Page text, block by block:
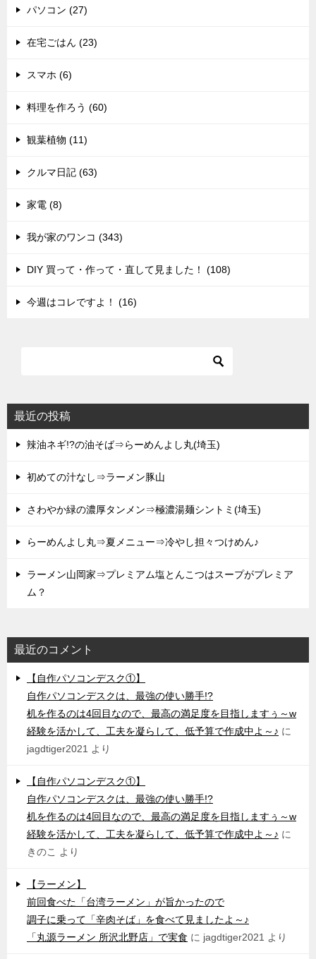
パソコン (27)
在宅ごはん (23)
スマホ (6)
料理を作ろう (60)
観葉植物 (11)
クルマ日記 (63)
家電 (8)
我が家のワンコ (343)
DIY 買って・作って・直して見ました！ (108)
今週はコレですよ！ (16)
最近の投稿
辣油ネギ!?の油そば⇒らーめんよし丸(埼玉)
初めての汁なし⇒ラーメン豚山
さわやか緑の濃厚タンメン⇒極濃湯麺シントミ(埼玉)
らーめんよし丸⇒夏メニュー⇒冷やし担々つけめん♪
ラーメン山岡家⇒プレミアム塩とんこつはスープがプレミア
ム？
最近のコメント
【自作パソコンデスク①】
自作パソコンデスクは、最強の使い勝手!?
机を作るのは4回目なので、最高の満足度を目指しますぅ～w
経験を活かして、工夫を凝らして、低予算で作成中よ～♪ に
jagdtiger2021 より
【自作パソコンデスク①】
自作パソコンデスクは、最強の使い勝手!?
机を作るのは4回目なので、最高の満足度を目指しますぅ～w
経験を活かして、工夫を凝らして、低予算で作成中よ～♪ に
きのこ より
【ラーメン】
前回食べた「台湾ラーメン」が旨かったので
調子に乗って「辛肉そば」を食べて見ましたよ～♪
「丸源ラーメン 所沢北野店」で実食 に jagdtiger2021 より